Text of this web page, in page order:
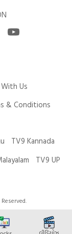
Us
& Conditions
TV9 Kannada
TV9 UP